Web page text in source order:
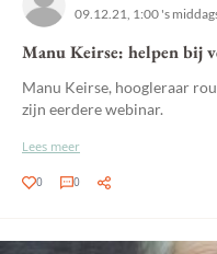
09.12.21, 1:00 's
Manu Keirse: helpen bij
Manu Keirse, hoogleraar
zijn eerdere webinar.
Lees meer
0 0